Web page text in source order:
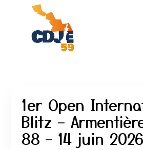
1er Open
Blitz –
88 – 14 juin 2026